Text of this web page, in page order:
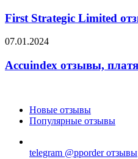
Limited
отзывы,
платят
нет?
First Strategic Limited
Accuindex
платят
или
07.01.2024
Accuindex отзывы,
Новые отзывы
Популярные отзывы
telegram @pporder отзывы